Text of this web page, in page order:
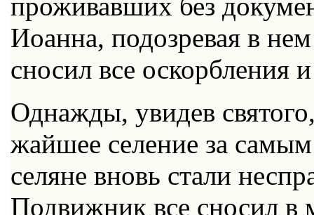
про­жи­вав­ших без
Иоан­на, по­до­зре­вая в
сно­сил все оскорб­ле­ния
Од­на­жды, уви­дев
жай­шее се­ле­ние за
се­ляне вновь ста­ли
По­движ­ник все сно­сил